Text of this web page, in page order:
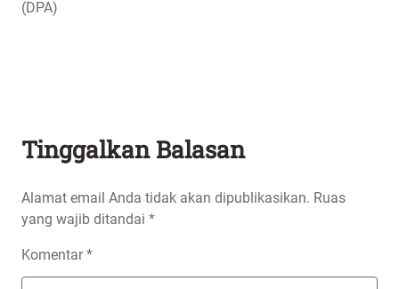
(DPA)
Tinggalkan Balasan
Alamat email Anda tidak akan dipublikasikan. Ruas
yang wajib ditandai *
Komentar*